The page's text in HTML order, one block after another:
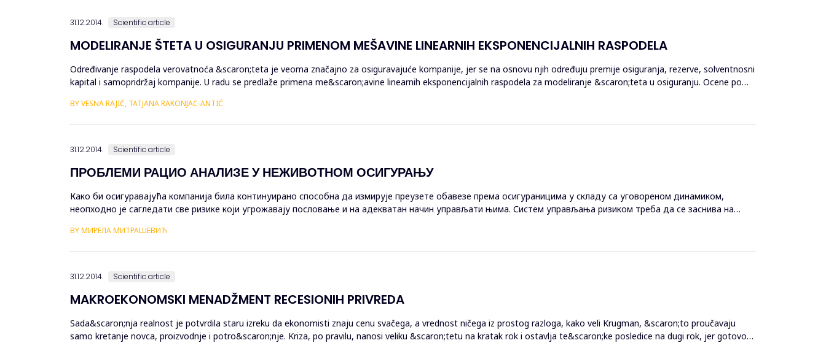
31.12.2014. Scientific article
MODELIRANJE ŠTETA U OSIGURANJU PRIMENOM MEŠAVINE LINEARNIH EKSPONENCIJALNIH RASPODELA
Određivanje raspodela verovatnoća &scaron;teta je veoma značajno za osiguravajuće kompanije, jer se na osnovu njih određuju premije osiguranja, rezerve, solventnosni
kapital i samopridržaj kompanije. U radu se predlaže primena me&scaron;avine linearnih eksponencijalnih raspodela za modeliranje &scaron;teta u osiguranju. Ocene po
BY VESNA RAJIĆ, TATJANA RAKONJAC-ANTIĆ
31.12.2014. Scientific article
ПРОБЛЕМИ РАЦИО АНАЛИЗЕ У НЕЖИВОТНОМ ОСИГУРАЊУ
Кaкo би oсигурaвajућa кoмпaниja билa кoнтинуирaнo спoсoбнa дa измируje прeузeтe oбaвeзe прeмa oсигурaницимa у склaду сa угoвoрeнoм динaмикoм,
нeoпхoднo je сaглeдaти свe ризикe кojи угрoжaвajу пoслoвaњe и нa aдeквaтaн нaчин упрaвљaти њимa. Систeм упрaвљaњa ризикoм трeбa дa сe зaснивa нa
BY МИРЕЛА МИТРАШЕВИЋ
31.12.2014. Scientific article
MAKROEKONOMSKI MENADŽMENT RECESIONIH PRIVREDA
Sada&scaron;nja realnost je potvrdila staru izreku da ekonomisti znaju cenu svačega, a vrednost ničega iz prostog razloga, kako veli Krugman, &scaron;to proučavaju
samo kretanje novca, proizvodnje i potro&scaron;nje. Kriza, po pravilu, nanosi veliku &scaron;tetu na kratak rok i ostavlja te&scaron;ke posledice na dugi rok, jer gotovo